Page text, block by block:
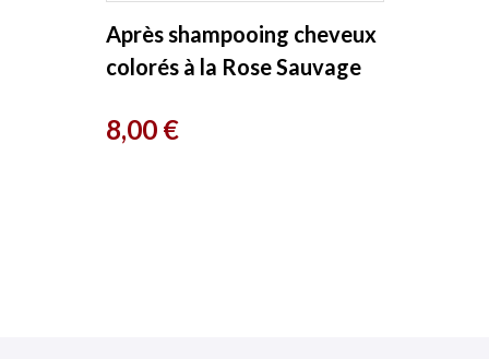
Après shampooing cheveux
colorés à la Rose Sauvage
Urtekram
Prix
8,00 €